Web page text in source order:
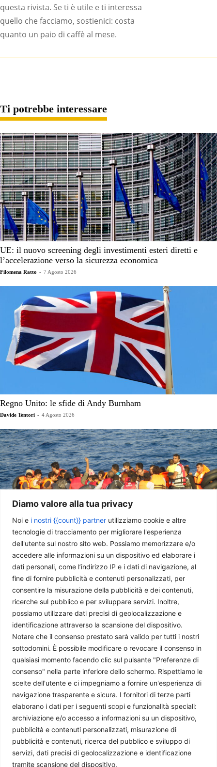
Diamo valore alla tua privacy
Noi e i nostri {{count}} partner utilizziamo cookie e altre
tecnologie di tracciamento per migliorare l'esperienza
dell'utente sul nostro sito web. Possiamo memorizzare e/o
accedere alle informazioni su un dispositivo ed elaborare i
dati personali, come l’indirizzo IP e i dati di navigazione, al
fine di fornire pubblicità e contenuti personalizzati, per
consentire la misurazione della pubblicità e dei contenuti,
ricerche sul pubblico e per sviluppare servizi. Inoltre,
possiamo utilizzare dati precisi di geolocalizzazione e
identificazione attraverso la scansione del dispositivo.
Notare che il consenso prestato sarà valido per tutti i nostri
sottodomini. È possibile modificare o revocare il consenso in
qualsiasi momento facendo clic sul pulsante "Preferenze di
consenso" nella parte inferiore dello schermo. Rispettiamo le
scelte dell'utente e ci impegniamo a fornire un'esperienza di
navigazione trasparente e sicura. I fornitori di terze parti
elaborano i dati per i seguenti scopi e funzionalità speciali:
archiviazione e/o accesso a informazioni su un dispositivo,
pubblicità e contenuti personalizzati, misurazione di
pubblicità e contenuti, ricerca del pubblico e sviluppo di
servizi, dati precisi di geolocalizzazione e identificazione
tramite scansione del dispositivo.
questa rivista. Se ti è utile e ti interessa
quello che facciamo, sostienici: costa
quanto un paio di caffè al mese.
Ti potrebbe interessare
UE: il nuovo screening degli investimenti esteri diretti e
l’accelerazione verso la sicurezza economica
Filomena Ratto - 7 Agosto 2026
Regno Unito: le sfide di Andy Burnham
Davide Tentori - 4 Agosto 2026
La realtà dell’immigrazione in Europa
Paolo Pellegrini - 3 Agosto 2026
L’Irlanda assume la presidenza di turno del Consiglio
dell’Unione Europea
Giorgio Fioravanti 27 Luglio 2026